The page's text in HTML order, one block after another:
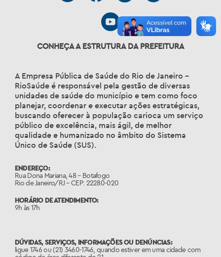
CONHEÇA A ESTRUTURA DA PREFEITURA
A Empresa Pública de Saúde do Rio de Janeiro –
RioSaúde é responsável pela gestão de diversas
unidades de saúde do município e tem como foco
planejar, coordenar e executar ações estratégicas,
buscando oferecer à população carioca um serviço
público de excelência, mais ágil, de melhor
qualidade e humanizado no âmbito do Sistema
Único de Saúde (SUS).
ENDEREÇO:
Rua Dona Mariana, 48 – Botafogo
Rio de Janeiro/RJ – CEP: 22280-020
HORÁRIO DE ATENDIMENTO:
9h às 17h
DÚVIDAS, SERVIÇOS, INFORMAÇÕES OU DENÚNCIAS:
ligue 1746 ou (21) 3460-1746, quando estiver em uma cidade com